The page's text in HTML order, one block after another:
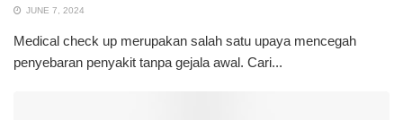
JUNE 7, 2024
Medical check up merupakan salah satu upaya mencegah
penyebaran penyakit tanpa gejala awal. Cari...